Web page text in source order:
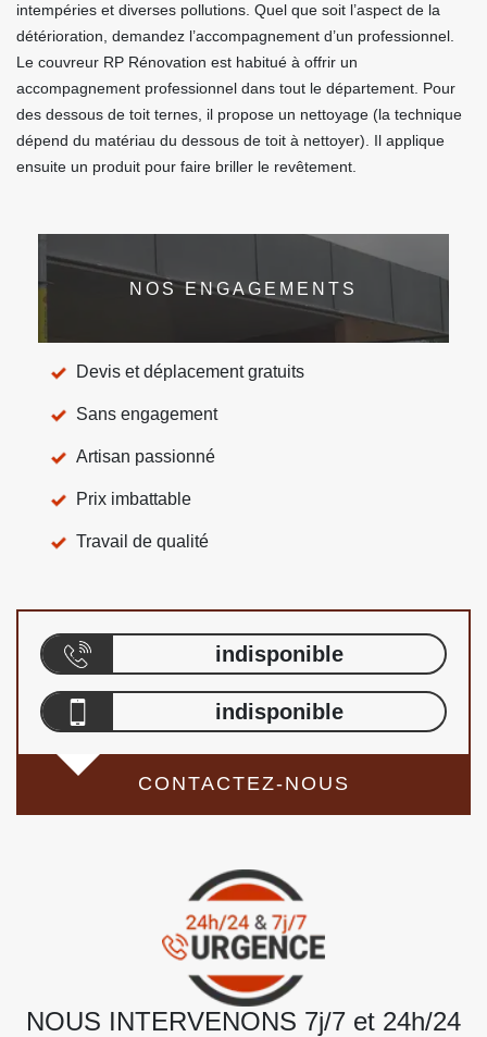
intempéries et diverses pollutions. Quel que soit l’aspect de la
détérioration, demandez l’accompagnement d’un professionnel.
Le couvreur RP Rénovation est habitué à offrir un
accompagnement professionnel dans tout le département. Pour
des dessous de toit ternes, il propose un nettoyage (la technique
dépend du matériau du dessous de toit à nettoyer). Il applique
ensuite un produit pour faire briller le revêtement.
NOS ENGAGEMENTS
Devis et déplacement gratuits
Sans engagement
Artisan passionné
Prix imbattable
Travail de qualité
indisponible
indisponible
CONTACTEZ-NOUS
NOUS INTERVENONS 7j/7 et 24h/24